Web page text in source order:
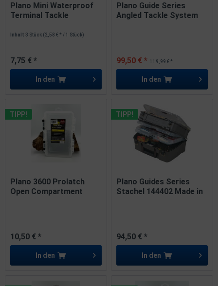
Plano Mini Waterproof
Terminal Tackle
Inhalt3 Stück (2,58 € * / 1 Stück)
7,75 € *
In den
Plano Guide Series
Angled Tackle System
119,99 € *
99,50 € *
In den
TIPP!
Plano 3600 Prolatch
Open Compartment
10,50 € *
In den
TIPP!
Plano Guides Series
Stachel 144402 Made in
94,50 € *
In den